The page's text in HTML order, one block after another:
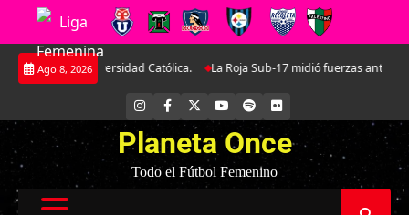
Saltar
Ago 8, 2026
Universidad Católica. La Roja Sub-17 midió fuerzas ante Argentina en
INSTAGRAM
FACEBOOK YOUTUBE
SPOTIFYFLICKR
Planeta Once
Todo el Fútbol Femenino